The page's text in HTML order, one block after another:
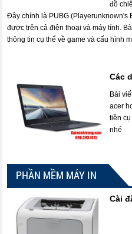
đồ
Đây chính là PUBG (Playerunknown's
được trên cả điện thoại và máy tính.
thông tin cụ thể về game và cấu hình
Các
Bài
acer
tiền
nhé
PHẦN MỀM MÁY IN
Cài